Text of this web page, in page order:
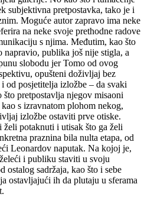
subjektivna pretpostavka, tako je i
Moguće autor zapravo ima neke
na neke svoje prethodne radove
s njima. Međutim, kao što
napravio, publika još nije stigla, a
slobodu jer Tomo od ovog
opušteni doživljaj bez
od posjetitelja izložbe – da svaki
pretpostavlja njegov misaoni
s izravnatom plohom nekog,
izložbe ostaviti prve otiske.
potaknuti i utisak što ga želi
praznina bila nulta etapa, od
Leonardov naputak. Na kojoj je,
i publiku staviti u svoju
sadržaja, kao što i sebe
ostavljajući ih da plutaju u sferama